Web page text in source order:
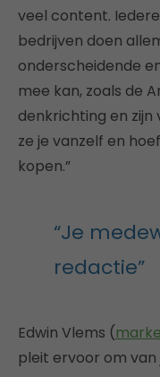
veel content.
bedrijven doen
onderscheidende
mee kan, zoals de
denkrichting en zijn
ze je vanzelf en
kopen.”
“Je
redactie”
Edwin Vlems (
pleit ervoor om